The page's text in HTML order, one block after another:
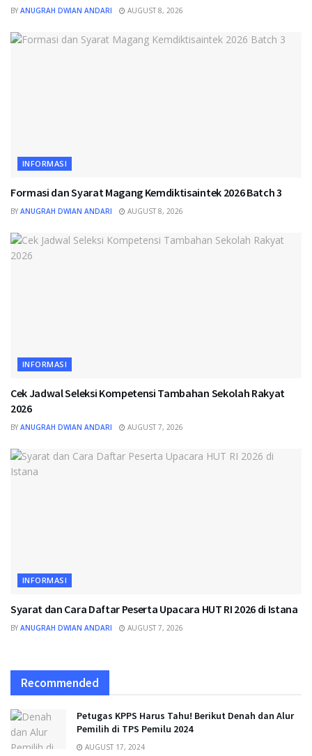
BY ANUGRAH DWIAN ANDARI AUGUST 8, 2026
INFORMASI
Formasi dan Syarat Magang Kemdiktisaintek 2026 Batch 3
BY ANUGRAH DWIAN ANDARI AUGUST 8, 2026
INFORMASI
Cek Jadwal Seleksi Kompetensi Tambahan Sekolah Rakyat
2026
BY ANUGRAH DWIAN ANDARI AUGUST 7, 2026
INFORMASI
Syarat dan Cara Daftar Peserta Upacara HUT RI 2026 di Istana
BY ANUGRAH DWIAN ANDARI AUGUST 7, 2026
Recommended
Petugas KPPS Harus Tahu! Berikut Denah dan Alur
Pemilih di TPS Pemilu 2024
AUGUST 17, 2024